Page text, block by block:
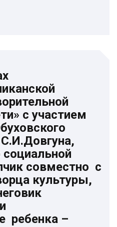
с участием
социальной
совместно с
культуры,
ребенка –